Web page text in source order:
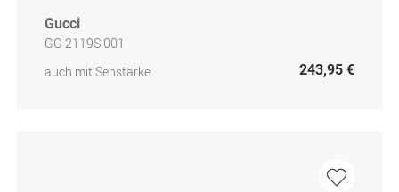
Gucci
GG 2119S 001
auch mit Sehstärke
243,95 €